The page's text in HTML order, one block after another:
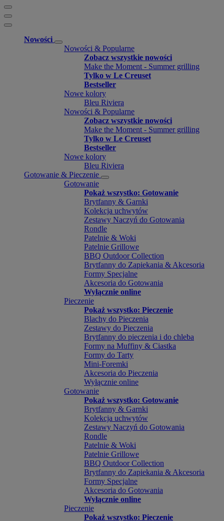
Nowości
Nowości & Popularne
Zobacz wszystkie nowości
Make the Moment - Summer grilling
Tylko w Le Creuset
Bestseller
Nowe kolory
Bleu Riviera
Nowości & Popularne
Zobacz wszystkie nowości
Make the Moment - Summer grilling
Tylko w Le Creuset
Bestseller
Nowe kolory
Bleu Riviera
Gotowanie & Pieczenie
Gotowanie
Pokaż wszystko: Gotowanie
Brytfanny & Garnki
Kolekcja uchwytów
Zestawy Naczyń do Gotowania
Rondle
Patelnie & Woki
Patelnie Grillowe
BBQ Outdoor Collection
Brytfanny do Zapiekania & Akcesoria
Formy Specjalne
Akcesoria do Gotowania
Wyłącznie online
Pieczenie
Pokaż wszystko: Pieczenie
Blachy do Pieczenia
Zestawy do Pieczenia
Brytfanny do pieczenia i do chleba
Formy na Muffiny & Ciastka
Formy do Tarty
Mini-Foremki
Akcesoria do Pieczenia
Wyłącznie online
Gotowanie
Pokaż wszystko: Gotowanie
Brytfanny & Garnki
Kolekcja uchwytów
Zestawy Naczyń do Gotowania
Rondle
Patelnie & Woki
Patelnie Grillowe
BBQ Outdoor Collection
Brytfanny do Zapiekania & Akcesoria
Formy Specjalne
Akcesoria do Gotowania
Wyłącznie online
Pieczenie
Pokaż wszystko: Pieczenie